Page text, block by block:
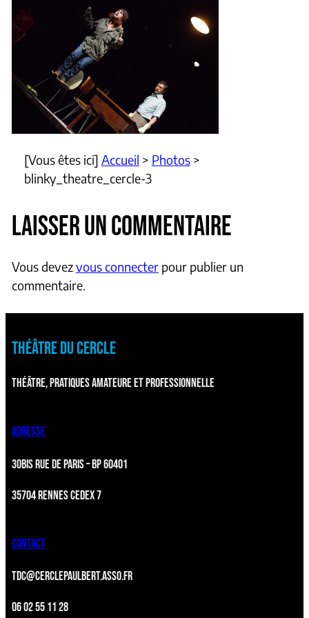
[Vous êtes ici] Accueil > Photos>
blinky_theatre_cercle-3
LAISSER UN COMMENTAIRE
Vous devezvous connecterpour publier un
commentaire.
THÉÂTRE DU CERCLE
THÉÂTRE, PRATIQUES AMATEURE ET PROFESSIONNELLE
ADRESSE
30BIS RUE DE PARIS – BP 60401
35704 RENNES CEDEX 7
CONTACT
TDC@CERCLEPAULBERT.ASSO.FR
06 02 55 11 28